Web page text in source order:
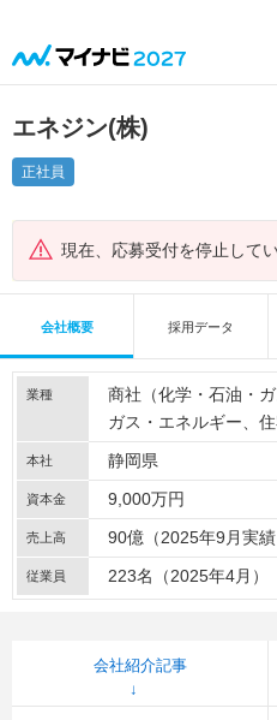
エネジン(株)
正社員
現在、応募受付を停止してい
会社概要 採用データ
業種
商社（化学・石油・ガ
ガス・エネルギー
本社 静岡県
資本金 9,000万円
売上高 90億（2025年9月実績
従業員 223名（2025年4月）
会社紹介記事